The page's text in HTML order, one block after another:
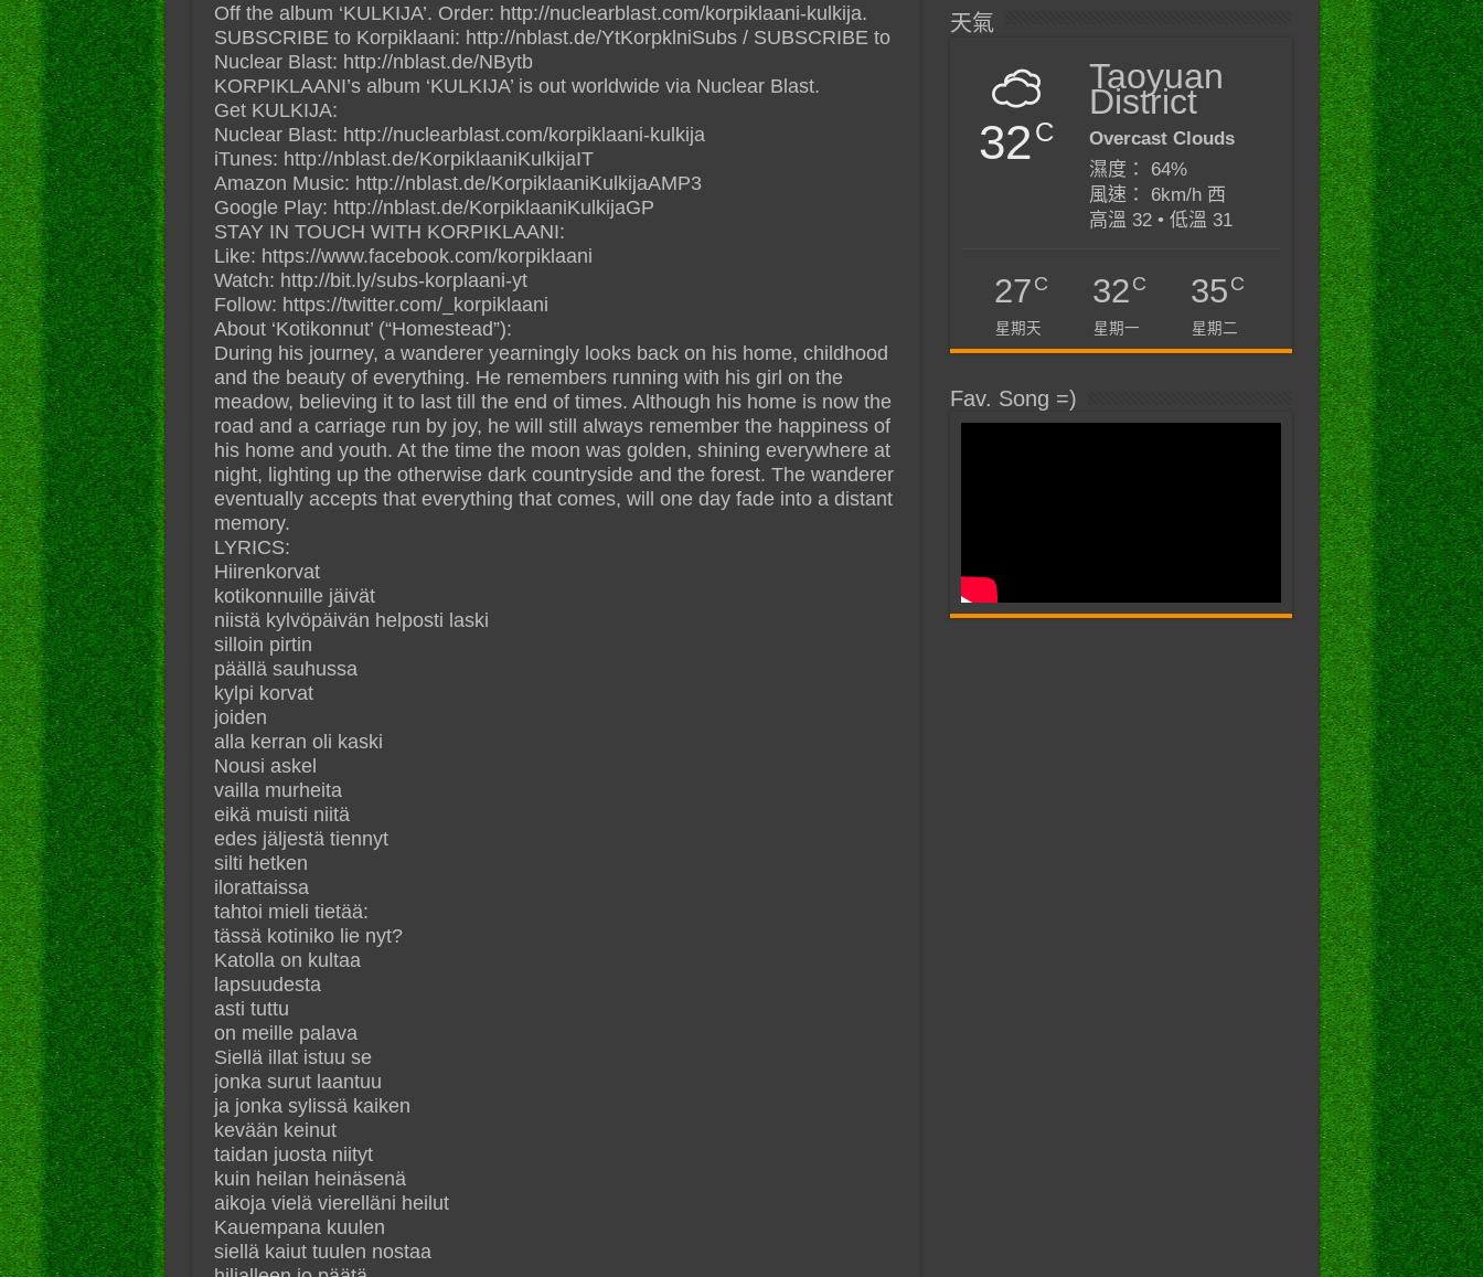
Off the album ‘KULKIJA’. Order: http://nuclearblast.com/korpiklaani-kulkija.
SUBSCRIBE to Korpiklaani: http://nblast.de/YtKorpklniSubs / SUBSCRIBE to
Nuclear Blast: http://nblast.de/NBytb
KORPIKLAANI’s album ‘KULKIJA’ is out worldwide via Nuclear Blast.
Get KULKIJA:
Nuclear Blast: http://nuclearblast.com/korpiklaani-kulkija
iTunes: http://nblast.de/KorpiklaaniKulkijaIT
Amazon Music: http://nblast.de/KorpiklaaniKulkijaAMP3
Google Play: http://nblast.de/KorpiklaaniKulkijaGP
STAY IN TOUCH WITH KORPIKLAANI:
Like: https://www.facebook.com/korpiklaani
Watch: http://bit.ly/subs-korplaani-yt
Follow: https://twitter.com/_korpiklaani
About ‘Kotikonnut’ (“Homestead”):
During his journey, a wanderer yearningly looks back on his home, childhood
and the beauty of everything. He remembers running with his girl on the
meadow, believing it to last till the end of times. Although his home is now the
road and a carriage run by joy, he will still always remember the happiness of
his home and youth. At the time the moon was golden, shining everywhere at
night, lighting up the otherwise dark countryside and the forest. The wanderer
eventually accepts that everything that comes, will one day fade into a distant
memory.
LYRICS:
Hiirenkorvat
kotikonnuille jäivät
niistä kylvöpäivän helposti laski
silloin pirtin
päällä sauhussa
kylpi korvat
joiden
alla kerran oli kaski
Nousi askel
vailla murheita
eikä muisti niitä
edes jäljestä tiennyt
silti hetken
ilorattaissa
tahtoi mieli tietää:
tässä kotiniko lie nyt?
Katolla on kultaa
lapsuudesta
asti tuttu
on meille palava
Siellä illat istuu se
jonka surut laantuu
ja jonka sylissä kaiken
kevään keinut
taidan juosta niityt
kuin heilan heinäsenä
aikoja vielä vierelläni heilut
Kauempana kuulen
siellä kaiut tuulen nostaa
天氣
32C
Taoyuan
District
Overcast Clouds
濕度： 64%
風速： 6km/h 西
高溫 32 • 低溫 31
27C
星期天
32C
星期一
35C
星期二
Fav. Song =)